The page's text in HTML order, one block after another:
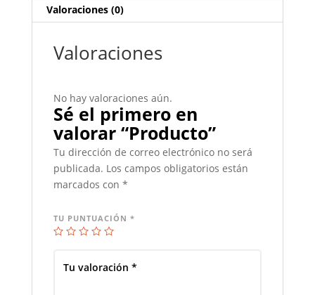
Valoraciones (0)
Valoraciones
No hay valoraciones aún.
Sé el primero en
valorar “Producto”
Tu dirección de correo electrónico no será
publicada. Los campos obligatorios están
marcados con *
TU PUNTUACIÓN *